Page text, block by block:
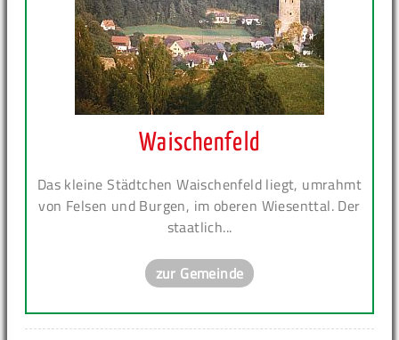
Waischenfeld
Das kleine Städtchen Waischenfeld liegt, umrahmt
von Felsen und Burgen, im oberen Wiesenttal. Der
staatlich...
zur Gemeinde